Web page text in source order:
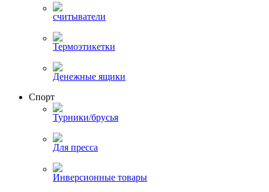
считыватели
Термоэтикетки
Денежные ящики
Спорт
Турники/брусья
Для пресса
Инверсионные товары